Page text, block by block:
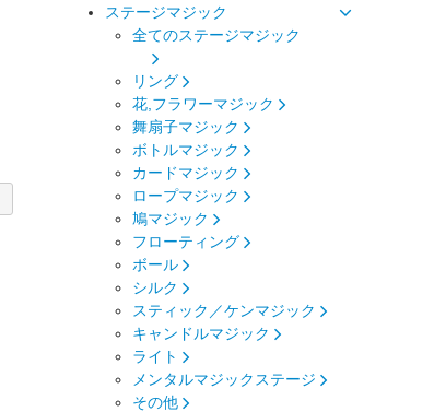
ステージマジック
全てのステージマジック
リング
花,フラワーマジック
舞扇子マジック
ボトルマジック
カードマジック
ロープマジック
鳩マジック
フローティング
ボール
シルク
スティック／ケンマジック
キャンドルマジック
ライト
メンタルマジックステージ
その他